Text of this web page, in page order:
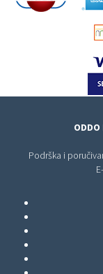
Podrška i